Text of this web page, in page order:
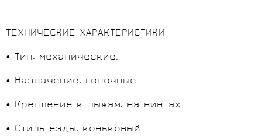
ТЕХНИЧЕСКИЕ ХАРАКТЕРИСТИКИ
• Тип: механические.
• Назначение: гоночные.
• Крепление к лыжам: на винтах.
• Стиль езды: коньковый.